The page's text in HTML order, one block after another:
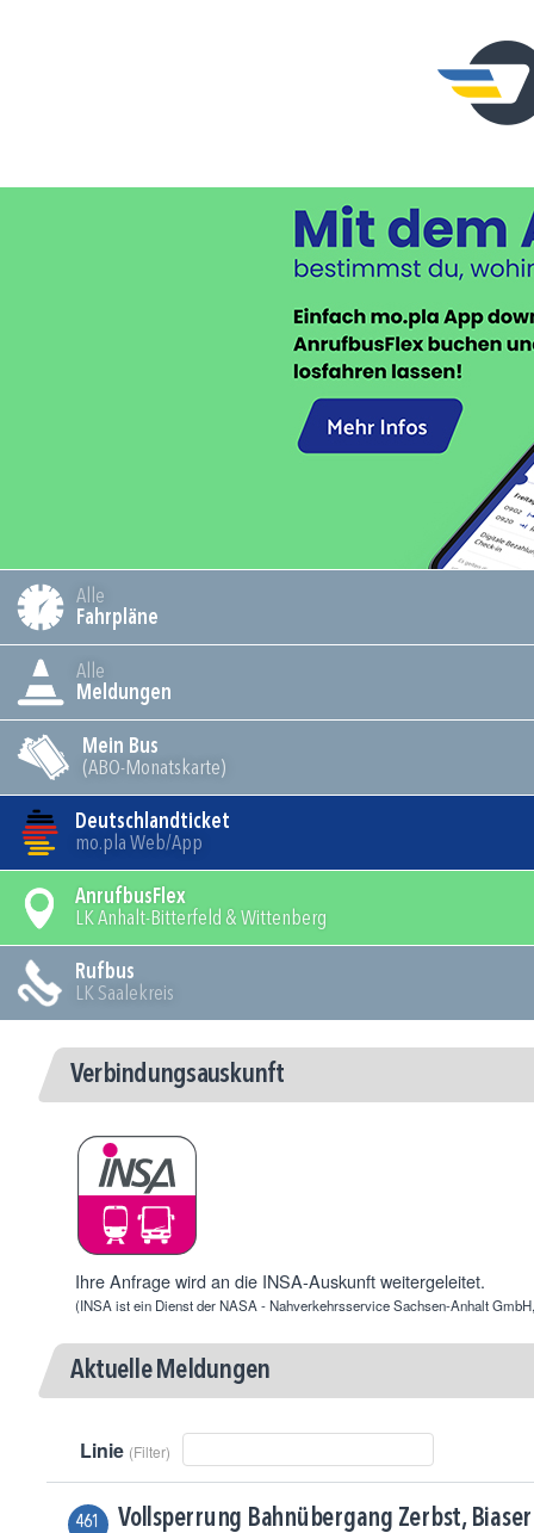
Alle
Fahrpläne
Alle
Meldungen
Mein Bus
(ABO-Monatskarte)
Deutschlandticket
mo.pla Web/App
AnrufbusFlex
LK Anhalt-Bitterfeld & Wittenberg
Rufbus
LK Saalekreis
Verbindungsauskunft
Ihre Anfrage wird an die INSA-Auskunftweitergeleitet.
(INSA ist ein Dienst der NASA - Nahverkehrsservice Sachsen-Anhalt
Aktuelle Meldungen
Linie (Filter)
461 Vollsperrung Bahnübergang Zerbst,